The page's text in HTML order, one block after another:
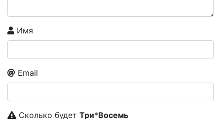
Имя
Email
Сколько будет Tpи*Boceмь